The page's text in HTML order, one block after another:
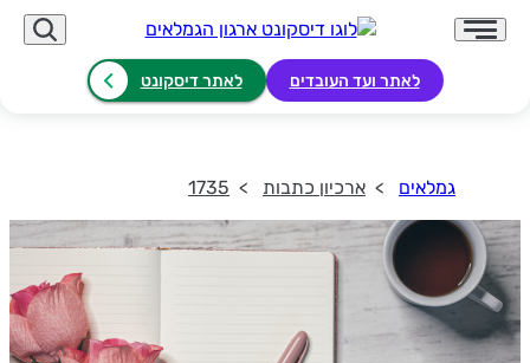
לאתר ועד העובדים לאתר דיסקונט
גמלאים ארכיון כתבות 1735